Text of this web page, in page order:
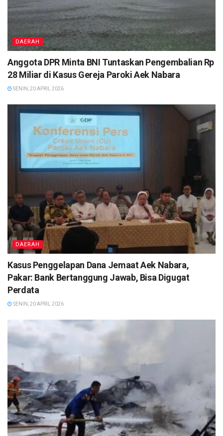
DAERAH
Anggota DPR Minta BNI Tuntaskan Pengembalian Rp
28 Miliar di Kasus Gereja Paroki Aek Nabara
SENIN, 20 APRIL 2026
DAERAH
Kasus Penggelapan Dana Jemaat Aek Nabara,
Pakar: Bank Bertanggung Jawab, Bisa Digugat
Perdata
SENIN, 20 APRIL 2026